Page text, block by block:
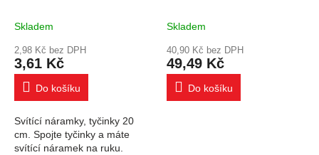
Skladem
2,98 Kč bez DPH
3,61 Kč
Do košíku
Svítící náramky, tyčinky 20
cm. Spojte tyčinky a máte
svítící náramek na ruku.
Skladem
40,90 Kč bez DPH
49,49 Kč
Do košíku